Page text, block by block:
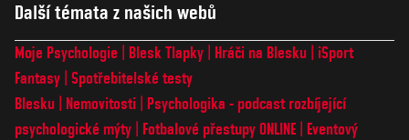
Další témata z našich webů
Moje Psychologie Blesk Tlapky Hráči na Blesku
iSport
Fantasy Spotřebitelské testy
Blesku
Nemovitosti
Psychologika - podcast rozbíjející
psychologické mýty
Fotbalové přestupy ONLINE
Eventový